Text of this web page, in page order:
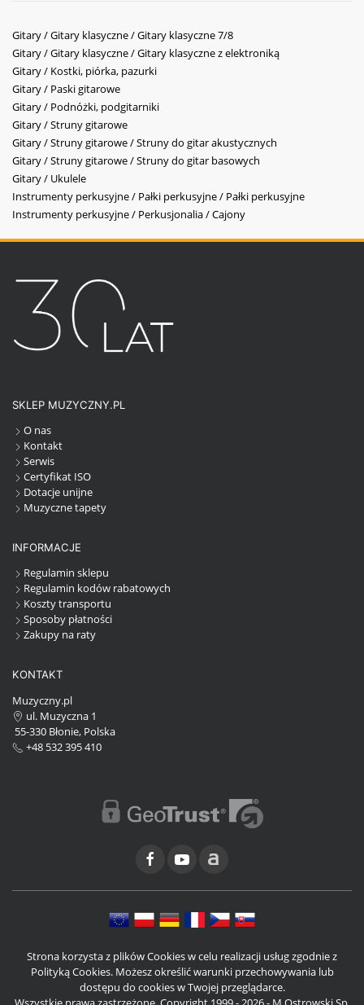
Gitary / Gitary klasyczne / Gitary klasyczne 7/8
Gitary / Gitary klasyczne / Gitary klasyczne z elektroniką
Gitary / Kostki, piórka, pazurki
Gitary / Paski gitarowe
Gitary / Podnóżki, podgitarniki
Gitary / Struny gitarowe
Gitary / Struny gitarowe / Struny do gitar akustycznych
Gitary / Struny gitarowe / Struny do gitar basowych
Gitary / Ukulele
Instrumenty perkusyjne / Pałki perkusyjne / Pałki perkusyjne
Instrumenty perkusyjne / Perkusjonalia / Cajony
SKLEP MUZYCZNY.PL
O nas
Kontakt
Serwis
Certyfikat ISO
Dotacje unijne
Muzyczne tapety
INFORMACJE
Regulamin sklepu
Regulamin kodów rabatowych
Koszty transportu
Sposoby płatności
Zakupy na raty
KONTAKT
Muzyczny.pl
ul. Muzyczna 1
55-330 Błonie, Polska
+48 532 395 410
Strona korzysta z plików Cookies w celu realizacji usług zgodnie z
Polityką Cookies. Możesz określić warunki przechowywania lub
dostępu do cookies w Twojej przeglądarce.